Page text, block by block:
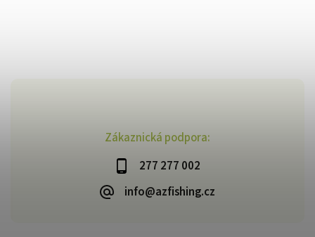
Zákaznická podpora:
277 277 002
info@azfishing.cz